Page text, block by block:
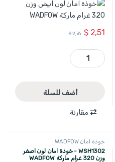
$2,51
$2,76
WSH1303 - خوذة امان لون ابيض وزن 320 غرام ماركة WADFOW quantity
أضف للسلة
مقارنة
خوذة امان WADFOW
WSH1302 - خوذة امان لون اصفر
وزن 320 غرام ماركة WADFOW